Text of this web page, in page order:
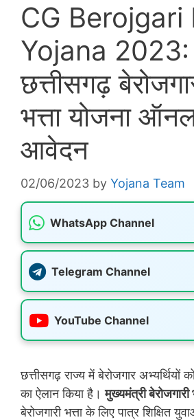
CG Berojgari
Yojana 2023:
छत्तीसगढ़
भत्ता योजना
आवेदन
02/06/2023 by Yojana Team
WhatsApp Channel
Telegram Channel
YouTube Channel
छत्तीसगढ़ राज्य में बेरोजगार अभ्यर्थियों
का ऐलान किया है।मुख्यमंत्री बेरोजगारी
बेरोजगारी भत्ता के लिए पात्र शिक्षित